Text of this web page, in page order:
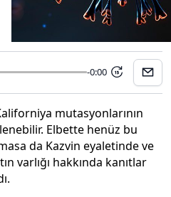
-0:00 15
mutasyonlarının
Elbette henüz bu
da Kazvin eyaletinde ve
varlığı hakkında kanıtlar